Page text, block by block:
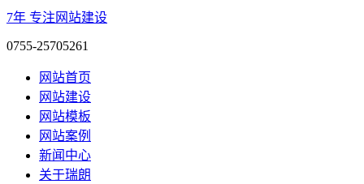
7年 专注网站建设
0755-25705261
网站首页
网站建设
网站模板
网站案例
新闻中心
关于瑞朗